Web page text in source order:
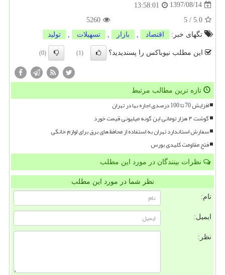
1397/08/14
13:58:01
5.0
/
5
5260
تگهای خبر:
اقتصاد بازار تسهیلات تولید
این مطلب نیوباکس را پسندیدید؟ (1)
(0)
تازه ترین مطالب مرتبط
افزایش 70 تا 100 درصدی اجاره بها در تهران
گوشت ۴ هزار تومانی این گونه میلیونی قیمت خورد
سفارش استاندارد تهران به استفاده از محافظ های برق برای لوازم خانگی
فتح مقاومت کلیدی بورس
نظرات بینندگان در مورد این مطلب
نظر شما در مورد این مطلب
نام:
ایمیل:
نظر: